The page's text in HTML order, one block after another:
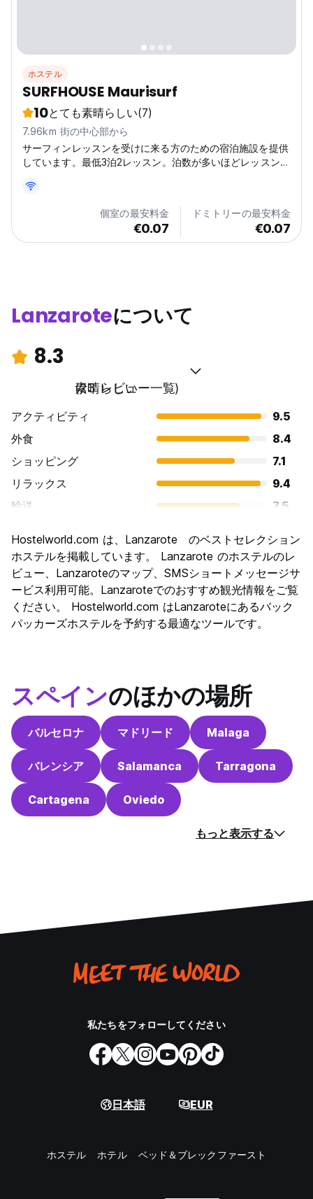
ホステル
SURFHOUSE Maurisurf
10とても素晴らしい(7)
7.96km 街の中心部から
サーフィンレッスンを受けに来る方のための宿泊施設を提供
しています。最低3泊2レッスン。泊数が多いほどレッスン数
ただければ、予約を確定させていただきます。 サーフィン
をする予定がない場合、または予約後24時間以内に予定をご
連絡いただけない場合は、宿泊施設が予約をキャンセルする
ことがあります。 カレタ・デ・ファマラにあるサーファー
の楽園、SURFHOUSE Maurisurfへようこそ！毎朝、波から
個室の最安料金
€0.07
ドミトリーの最安料金
€0.07
Lanzaroteについて
8.3
素晴らしい
(23 レビュー一覧)
アクティビティ
9.5
外食
8.4
ショッピング
7.1
リラックス
9.4
輸送
7.5
文化
8.1
ナイトライフ
7.0
コストパフォーマンス
8.8
Hostelworld.com は、Lanzarote のベストセレクション
ホステルを掲載しています。 Lanzarote のホステルのレ
ビュー、Lanzaroteのマップ、SMSショートメッセージサ
ービス利用可能。Lanzaroteでのおすすめ観光情報をご覧
ください。 Hostelworld.com はLanzaroteにあるバック
パッカーズホステルを予約する最適なツールです。
スペインのほかの場所
バルセロナ マドリード Malaga
バレンシア Salamanca Tarragona
Cartagena Oviedo
もっと表示する
私たちをフォローしてください
日本語 EUR
ホステル ホテル ベッド＆ブレックファースト